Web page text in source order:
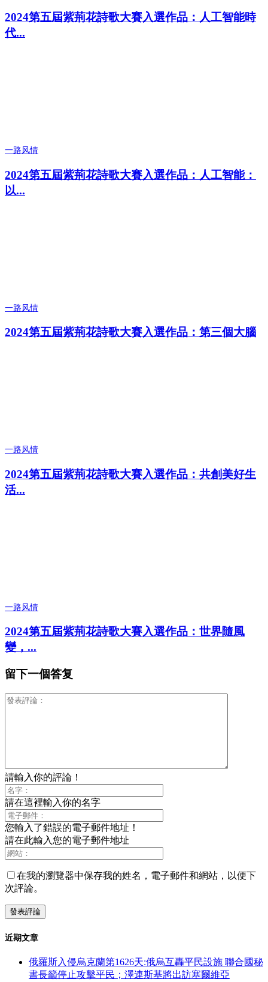
2024第五屆紫荊花詩歌大賽入選作品：人工智能時
代...
一路风情
2024第五屆紫荊花詩歌大賽入選作品：人工智能：
以...
一路风情
2024第五屆紫荊花詩歌大賽入選作品：第三個大腦
一路风情
2024第五屆紫荊花詩歌大賽入選作品：共創美好生
活...
一路风情
2024第五屆紫荊花詩歌大賽入選作品：世界隨風
變，...
留下一個答复
請輸入你的評論！
請在這裡輸入你的名字
您輸入了錯誤的電子郵件地址！
請在此輸入您的電子郵件地址
在我的瀏覽器中保存我的姓名，電子郵件和網站，以便下
次評論。
近期文章
俄羅斯入侵烏克蘭第1626天:俄烏互轟平民設施 聯合國秘
書長籲停止攻擊平民；澤連斯基將出訪塞爾維亞